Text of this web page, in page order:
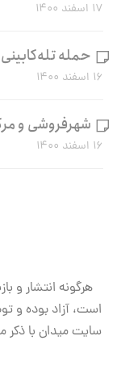
۱۷ اسفند ۱۴۰۰
حمله
۱۶ اسفند ۱۴۰۰
شهرفروشی و
۱۶ اسفند ۱۴۰۰
هرگونه انتشار و
است، آزاد بوده و
سایت میدان با ذکر